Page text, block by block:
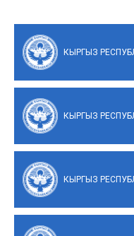
КЫРГЫЗ
КЫРГЫЗ
КЫРГЫЗ